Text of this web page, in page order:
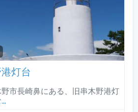
灯台
市長崎鼻にある、旧串木野港灯